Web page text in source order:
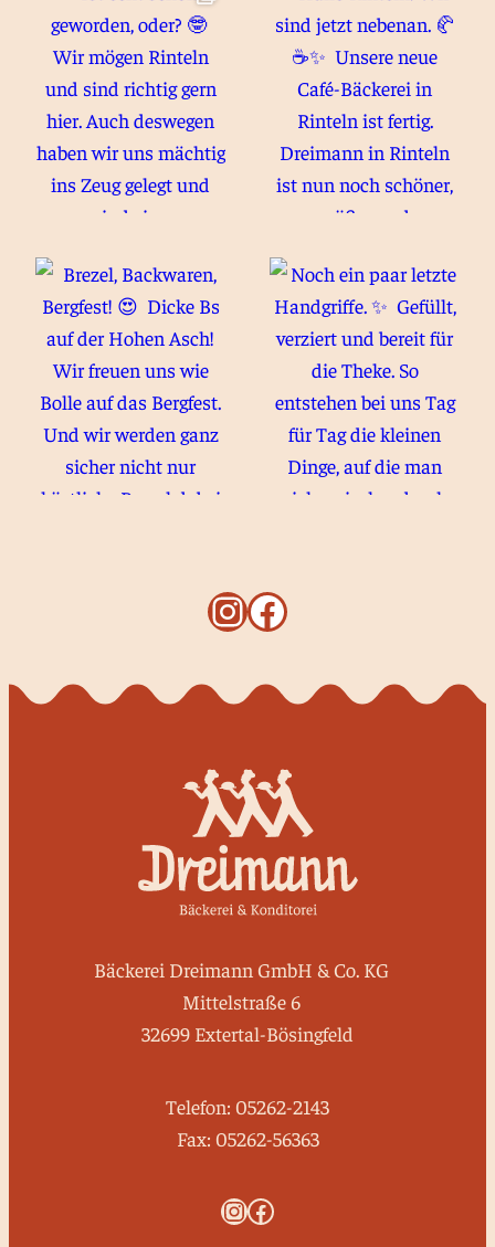
Instagram
Facebook
Bäckerei Dreimann GmbH & Co. KG
Mittelstraße 6
32699 Extertal-Bösingfeld
Telefon: 05262-2143
Fax: 05262-56363
Bäckerei Dreimann auf Instagram
Bäckerei Dreimann auf Facebook